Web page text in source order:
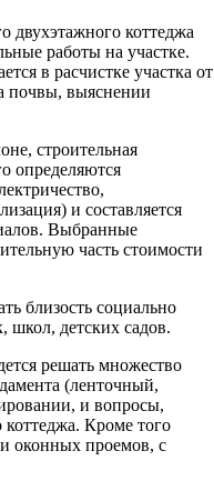
двухэтажного коттеджа
работы на участке.
в расчистке участка от
почвы, выяснении
строительная
определяются
и составляется
Выбранные
часть стоимости
близость социально
школ, детских садов.
решать множество
(ленточный,
и вопросы,
Кроме того
оконных проемов, с